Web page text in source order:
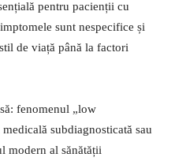
pentru pacienții cu
sunt nespecifice și
de viață până la factori
fenomenul „low
subdiagnosticată sau
modern al sănătății